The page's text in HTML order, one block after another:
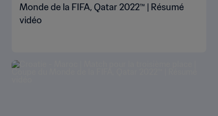
Monde de la FIFA, Qatar 2022™ | Résumé
vidéo